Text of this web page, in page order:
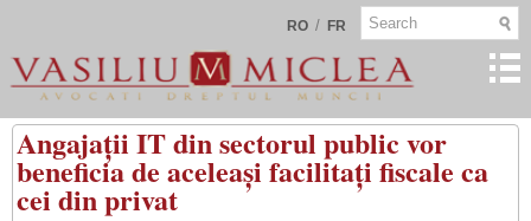
RO / FR
Angajații IT din sectorul public vor
beneficia de aceleași facilitați fiscale ca
cei din privat